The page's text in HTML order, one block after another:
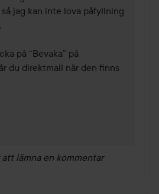
jag kan inte lova påfyllning
på “Bevaka” på
du direktmail när den finns
att lämna en kommentar